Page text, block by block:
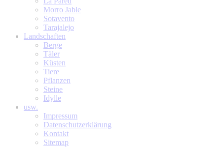
Morro Jable
Sotavento
Tarajalejo
Landschaften
Berge
Täler
Küsten
Tiere
Pflanzen
Steine
Idylle
usw.
Impressum
Datenschutzerklärung
Kontakt
Sitemap